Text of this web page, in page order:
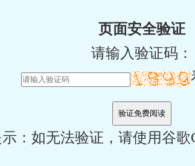
页面安全验证
请输入验证码：
：如无法验证，请使用谷歌